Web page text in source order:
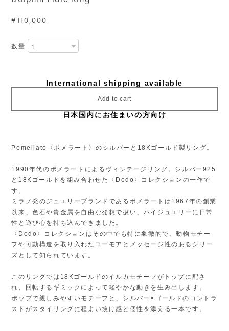
¥110,000
数量
International shipping available
Add to cart
日本国内にお住まいの方向け
Pomellato〈ポメラート〉のシルバーと18Kゴールド製リング。
1990年代のポメラートによるヴィンテージリング。シルバー925
と18Kゴールドを組み合わせた〈Dodo〉コレクションの一作で
す。
ミラノ発のジュエリーブランドであるポメラートは1967年の創業
以来、色石や貴金属を自由な発想で扱い、ハイジュエリーに日常
性と遊び心を持ち込んできました。
〈Dodo〉コレクションはその中でも特に象徴的で、動物モチー
フや可動構造を取り入れたユーモアとメッセージ性のあるシリー
ズとして知られています。
このリングでは18Kゴールドのイルカモチーフがトップに配さ
れ、回転するギミックによって軽やかな動きを生み出します。
ポップで親しみやすいモチーフと、シルバー×ゴールドのコントラ
ストがスタイリングに程よい抜け感と個性を添える一本です。